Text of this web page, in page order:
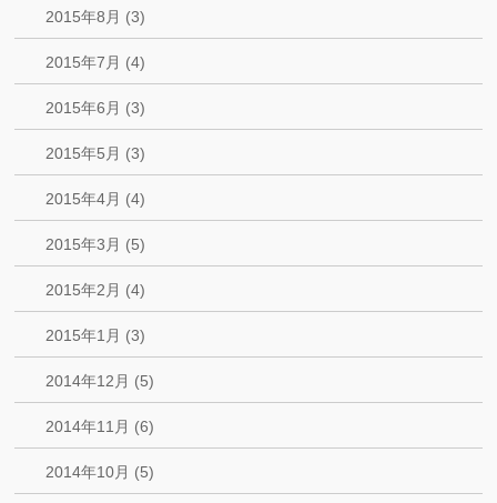
2015年8月 (3)
2015年7月 (4)
2015年6月 (3)
2015年5月 (3)
2015年4月 (4)
2015年3月 (5)
2015年2月 (4)
2015年1月 (3)
2014年12月 (5)
2014年11月 (6)
2014年10月 (5)